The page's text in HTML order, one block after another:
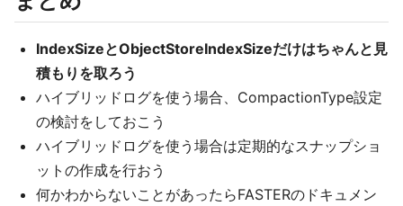
IndexSizeとObjectStoreIndexSizeだけはちゃんと見
積もりを取ろう
ハイブリッドログを使う場合、CompactionType設定
の検討をしておこう
ハイブリッドログを使う場合は定期的なスナップショ
ットの作成を行おう
何かわからないことがあったらFASTERのドキュメン